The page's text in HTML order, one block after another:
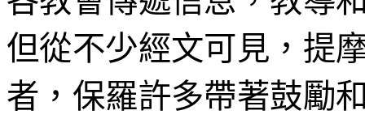
但從不少經文可見，提
者，保羅許多帶著鼓勵